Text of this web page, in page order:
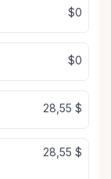
$0
$0
28,55 $
28,55 $